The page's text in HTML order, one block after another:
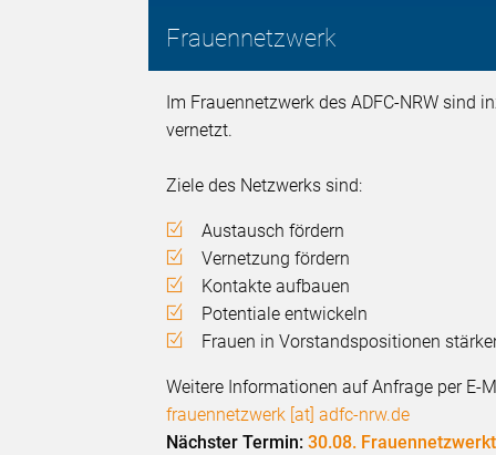
Frauennetzwerk
Im Frauennetzwerk des ADFC-NRW sind
vernetzt.
Ziele des Netzwerks sind:
Austausch fördern
Vernetzung fördern
Kontakte aufbauen
Potentiale entwickeln
Frauen in Vorstandspositionen
Weitere Informationen auf Anfrage per E-
frauennetzwerk [at] adfc-nrw.de
Nächster Termin:30.08.